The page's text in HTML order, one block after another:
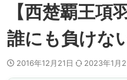
【西楚覇王
誰にも負けな
2016年12月21日 2023年1月